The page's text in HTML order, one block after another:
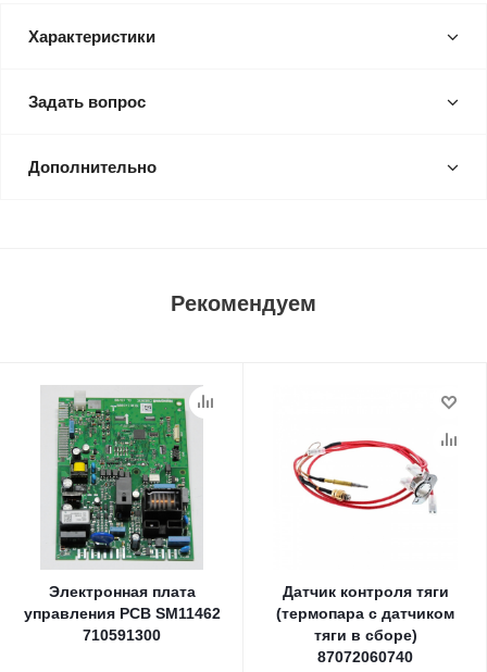
Характеристики
Задать вопрос
Дополнительно
Рекомендуем
Электронная плата
управления PCB SM11462
710591300
Датчик контроля тяги
(термопара с датчиком
тяги в сборе)
87072060740